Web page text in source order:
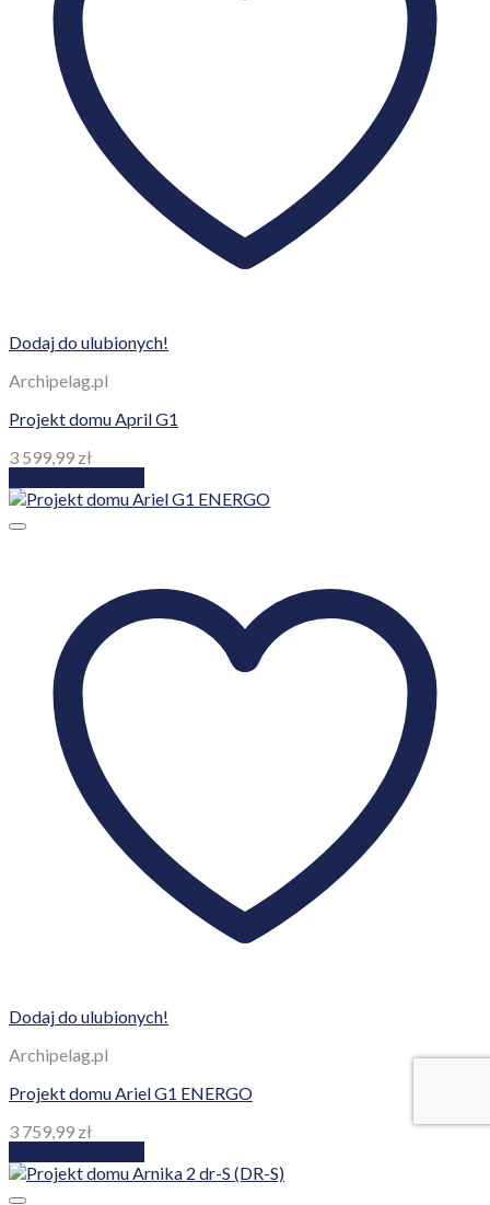
Dodaj do ulubionych!
Archipelag.pl
Projekt domu April G1
3 599,99 zł
Dodaj do ulubionych!
Archipelag.pl
Projekt domu Ariel G1 ENERGO
3 759,99 zł